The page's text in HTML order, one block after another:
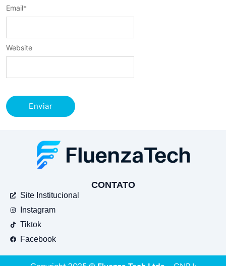
Email*
Website
CONTATO
Site Institucional
Instagram
Tiktok
Facebook